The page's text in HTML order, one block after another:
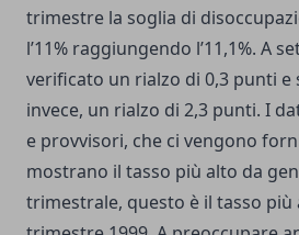
trimestre la soglia di
l’11% raggiungendo l’11,1%. A
verificato un rialzo di 0,3 punti e
invece, un rialzo di 2,3 punti. I
e provvisori, che ci vengono
mostrano il tasso più alto da
trimestrale, questo è il tasso